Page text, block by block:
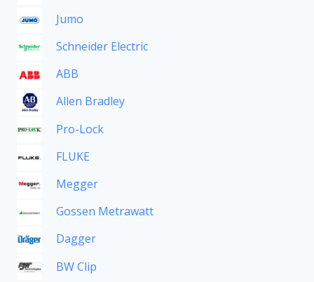
Jumo
Schneider Electric
ABB
Allen Bradley
Pro-Lock
FLUKE
Megger
Gossen Metrawatt
Dagger
BW Clip